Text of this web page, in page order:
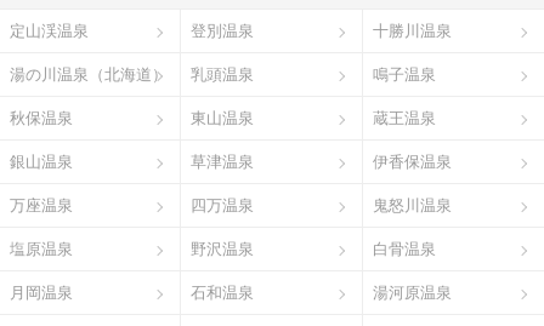
定山渓温泉 登別温泉 十勝川温泉
湯の川温泉（北海道） 乳頭温泉 鳴子温泉
秋保温泉 東山温泉 蔵王温泉
銀山温泉 草津温泉 伊香保温泉
万座温泉 四万温泉 鬼怒川温泉
塩原温泉 野沢温泉 白骨温泉
月岡温泉 石和温泉 湯河原温泉